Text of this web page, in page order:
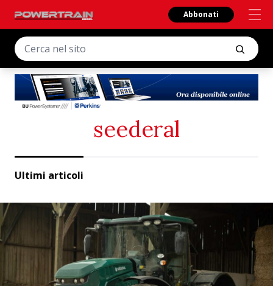
Abbonati
seederal
Ultimi articoli